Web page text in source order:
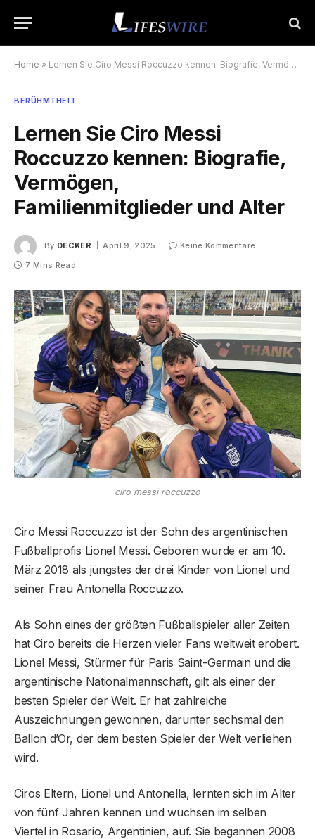
Home » Lernen Sie Ciro Messi Roccuzzo kennen: Biografie, Vermögen, Familienmitglieder und Alter
BERÜHMTHEIT
Lernen Sie Ciro Messi
Roccuzzo kennen: Biografie,
Vermögen,
Familienmitglieder und Alter
By DECKER April 9, 2025
Keine Kommentare
7 Mins Read
ciro messi roccuzzo
Ciro Messi Roccuzzo ist der Sohn des argentinischen
Fußballprofis Lionel Messi. Geboren wurde er am 10.
März 2018 als jüngstes der drei Kinder von Lionel und
seiner Frau Antonella Roccuzzo.
Als Sohn eines der größten Fußballspieler aller Zeiten
hat Ciro bereits die Herzen vieler Fans weltweit erobert.
Lionel Messi, Stürmer für Paris Saint-Germain und die
argentinische Nationalmannschaft, gilt als einer der
besten Spieler der Welt. Er hat zahlreiche
Auszeichnungen gewonnen, darunter sechsmal den
Ballon d’Or, der dem besten Spieler der Welt verliehen
wird.
Ciros Eltern, Lionel und Antonella, lernten sich im Alter
von fünf Jahren kennen und wuchsen im selben
Viertel in Rosario, Argentinien, auf. Sie begannen 2008